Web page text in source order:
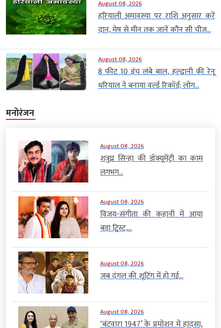
August 08, 2026
हरियाली अमावस्या पर राशि अनुसार करें
दान, मेष से मीन तक जानें कौन सी चीज...
August 08, 2026
8 फीट 10 इंच लंबे बाल, हल्द्वानी की रेनू
धरियाल ने बनाया वर्ल्ड रिकॉर्ड; लोग...
मनोरंजन
August 08, 2026
शत्रुघ्न सिन्हा की डॉक्यूमेंट्री का काम
लगभग...
August 08, 2026
विजय-संगीता की कहानी में आया
बड़ा ट्विस्ट,...
August 08, 2026
जब दंगल की शूटिंग में हो गई...
August 08, 2026
‘बंटवारा 1947’ के प्रमोशन में हादसा,